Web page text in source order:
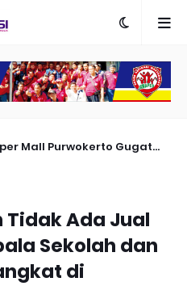
Mall Purwokerto Gugat
Tidak Ada Jual
Sekolah dan
di